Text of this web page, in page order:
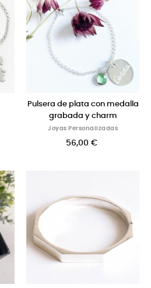
Pulsera de plata con medalla
grabada y charm
Joyas Personalizadas
56,00 €